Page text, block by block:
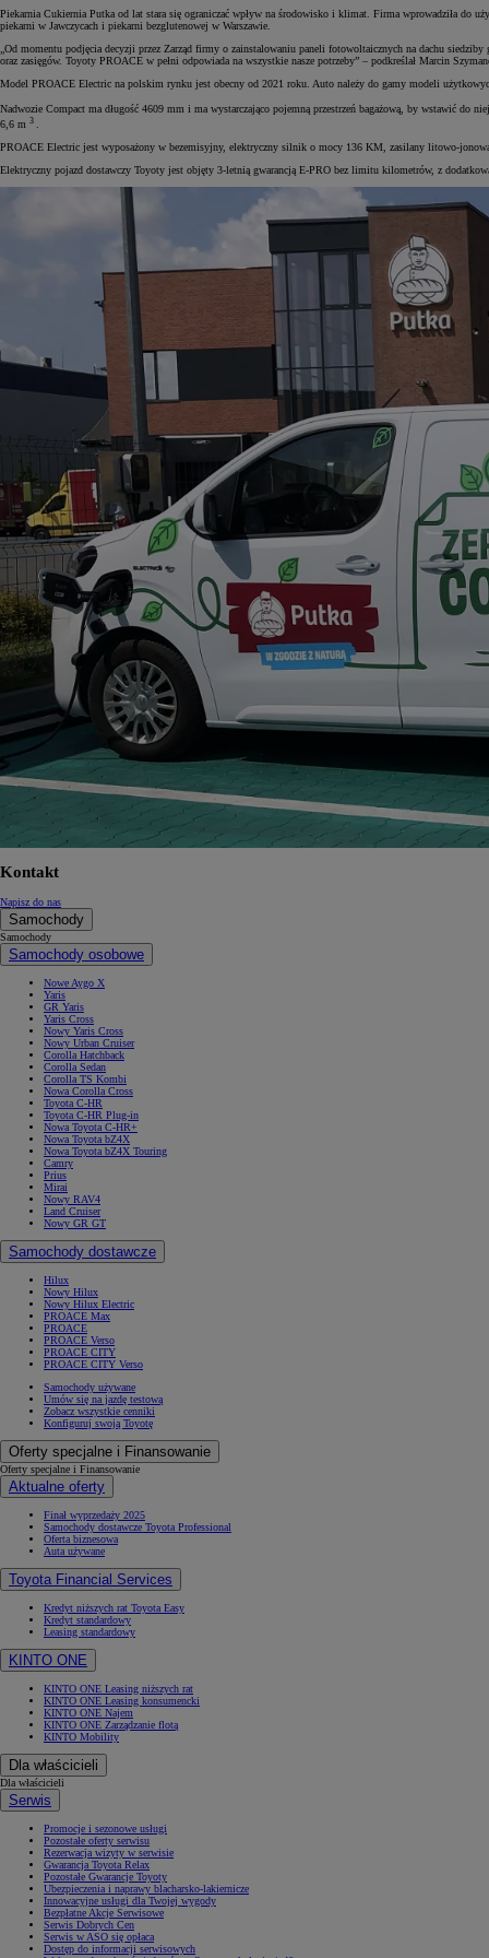
Od105 300 zł
Corolla Hatchback
HYBRID
Piekarnia Cukiernia Putka od lat stara się ograniczać wpływ na środowisko i klimat. Firma wprowadziła do
piekarni w Jawczycach i piekarni bezglutenowej w Warszawie.
„Od momentu podjęcia decyzji przez Zarząd firmy o zainstalowaniu paneli fotowoltaicznych na dachu
oraz zasięgów. Toyoty PROACE w pełni odpowiada na wszystkie nasze potrzeby” – podkreślał Marcin
Model PROACE Electric na polskim rynku jest obecny od 2021 roku. Auto należy do gamy modeli
Nadwozie Compact ma długość 4609 mm i ma wystarczająco pojemną przestrzeń bagażową, by wstawić
6,6 m 3
PROACE Electric jest wyposażony w bezemisyjny, elektryczny silnik o mocy 136 KM, zasilany litowo-
Elektryczny pojazd dostawczy Toyoty jest objęty 3-letnią gwarancją E-PRO bez limitu kilometrów, z
Kontakt
Napisz do nas
Samochody
Samochody
Samochody osobowe
Nowe Aygo X
Yaris
GR Yaris
Yaris Cross
Nowy Yaris Cross
Nowy Urban Cruiser
Corolla Hatchback
Corolla Sedan
Corolla TS Kombi
Nowa Corolla Cross
Toyota C-HR
Toyota C-HR Plug-in
Nowa Toyota C-HR+
Nowa Toyota bZ4X
Nowa Toyota bZ4X Touring
Camry
Prius
Mirai
Nowy RAV4
Land Cruiser
Nowy GR GT
Samochody dostawcze
Hilux
Nowy Hilux
Nowy Hilux Electric
PROACE Max
PROACE
PROACE Verso
PROACE CITY
PROACE CITY Verso
Samochody używane
Umów się na jazdę testową
Zobacz wszystkie cenniki
Konfiguruj swoją Toyotę
Oferty specjalne i Finansowanie
Oferty specjalne i Finansowanie
Aktualne oferty
Finał wyprzedaży 2025
Samochody dostawcze Toyota Professional
Oferta biznesowa
Auta używane
Toyota Financial Services
Kredyt niższych rat Toyota Easy
Kredyt standardowy
Leasing standardowy
KINTO ONE
KINTO ONE Leasing niższych rat
KINTO ONE Leasing konsumencki
KINTO ONE Najem
KINTO ONE Zarządzanie flotą
KINTO Mobility
Dla właścicieli
Dla właścicieli
Serwis
Promocje i sezonowe usługi
Pozostałe oferty serwisu
Rezerwacja wizyty w serwisie
Gwarancja Toyota Relax
Pozostałe Gwarancje Toyoty
Ubezpieczenia i naprawy blacharsko-lakiernicze
Innowacyjne usługi dla Twojej wygody
Bezpłatne Akcje Serwisowe
Serwis Dobrych Cen
Serwis w ASO się opłaca
Dostęp do informacji serwisowych